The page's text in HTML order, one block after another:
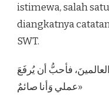
istimewa, salah
diangkatnya
SWT.
فأحبُّ أن يُرفَعَ
عملي وَأنا صائمٌ»